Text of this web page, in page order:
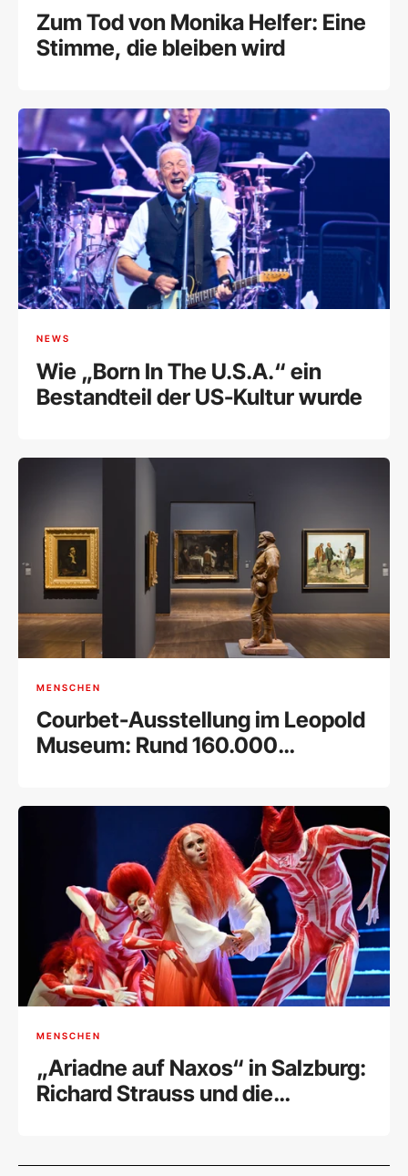
Zum Tod von Monika Helfer: Eine
Stimme, die bleiben wird
NEWS
Wie „Born In The U.S.A.“ ein
Bestandteil der US-Kultur wurde
MENSCHEN
Courbet-Ausstellung im Leopold
Museum: Rund 160.000
MENSCHEN
„Ariadne auf Naxos“ in Salzburg:
Richard Strauss und die